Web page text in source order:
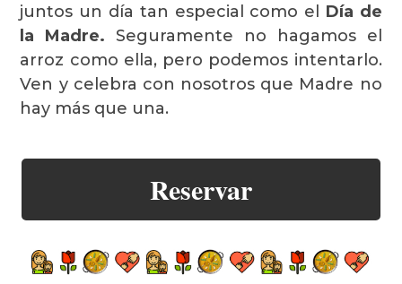
juntos un día tan especial como el Día de
la Madre. Seguramente no hagamos el
arroz como ella, pero podemos intentarlo.
Ven y celebra con nosotros que Madre no
hay más que una.
Reservar